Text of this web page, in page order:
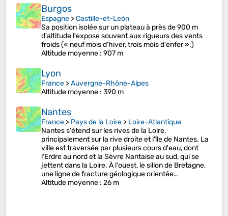
Burgos
Espagne >Castille-et-León
Sa position isolée sur un plateau à près de 900 m
d'altitude l'expose souvent aux rigueurs des vents
froids (« neuf mois d'hiver, trois mois d'enfer ».)
Altitude moyenne : 907 m
Lyon
France >Auvergne-Rhône-Alpes
Altitude moyenne : 390 m
Nantes
France > Pays de la Loire > Loire-Atlantique
Nantes s'étend sur les rives de la Loire,
principalement sur la rive droite et l'île de Nantes. La
ville est traversée par plusieurs cours d'eau, dont
l'Erdre au nord et la Sèvre Nantaise au sud, qui se
jettent dans la Loire. À l'ouest, le sillon de Bretagne,
une ligne de fracture géologique orientée…
Altitude moyenne : 26 m